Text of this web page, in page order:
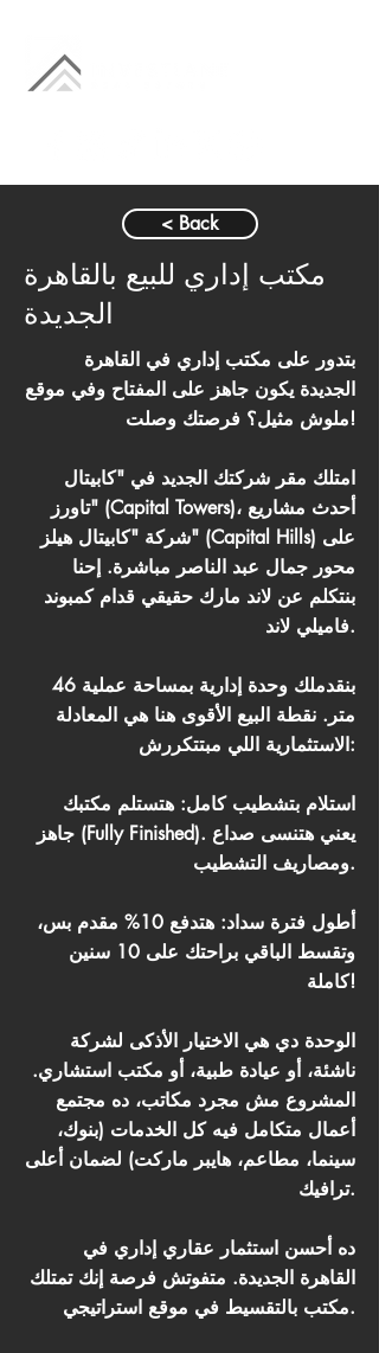
< Back
مكتب إداري للبيع بالقاهرة
الجديدة
بتدور على مكتب إداري في القاهرة
الجديدة يكون جاهز على المفتاح وفي موقع
ملوش مثيل؟ فرصتك وصلت!
امتلك مقر شركتك الجديد في "كابيتال
تاورز" (Capital Towers)، أحدث مشاريع
شركة "كابيتال هيلز" (Capital Hills) على
محور جمال عبد الناصر مباشرة. إحنا
بنتكلم عن لاند مارك حقيقي قدام كمبوند
فاميلي لاند.
بنقدملك وحدة إدارية بمساحة عملية 46
متر. نقطة البيع الأقوى هنا هي المعادلة
الاستثمارية اللي مبتتكررش:
استلام بتشطيب كامل: هتستلم مكتبك
جاهز (Fully Finished). يعني هتنسى صداع
ومصاريف التشطيب.
أطول فترة سداد: هتدفع 10% مقدم بس،
وتقسط الباقي براحتك على 10 سنين
كاملة!
الوحدة دي هي الاختيار الأذكى لشركة
ناشئة، أو عيادة طبية، أو مكتب استشاري.
المشروع مش مجرد مكاتب، ده مجتمع
أعمال متكامل فيه كل الخدمات (بنوك،
سينما، مطاعم، هايبر ماركت) لضمان أعلى
ترافيك.
ده أحسن استثمار عقاري إداري في
القاهرة الجديدة. متفوتش فرصة إنك تمتلك
مكتب بالتقسيط في موقع استراتيجي.